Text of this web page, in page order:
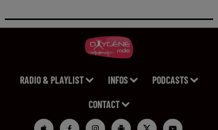
RADIO & PLAYLIST INFOS PODCASTS
CONTACT